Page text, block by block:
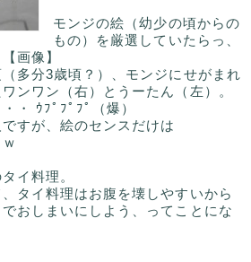
モンジの絵（幼少の頃からの
もの）を厳選していたらっ、
画像】
多分3歳頃？）、モンジにせがまれ
ンワン（右）とうーたん（左）。
・ ｳﾌﾟﾌﾟﾌﾟ（爆）
すが、絵のセンスだけは
イ料理。
タイ料理はお腹を壊しやすいから
おしまいにしよう、ってことにな